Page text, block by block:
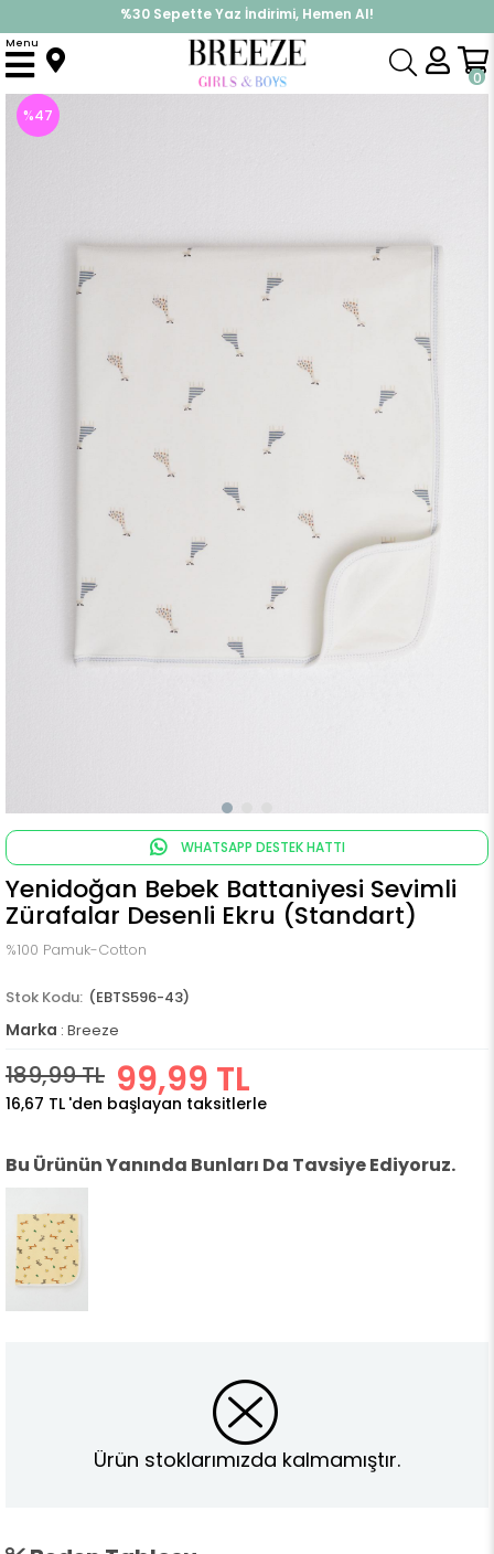
%30 Sepette Yaz İndirimi, Hemen Al!
İndirimlere ek %10 İndirimi Kap, Hemen Üye Ol!
0
Menu
Anasayfa Battaniye
%47
WHATSAPP DESTEK HATTI
Yenidoğan Bebek Battaniyesi Sevimli
Zürafalar Desenli Ekru (Standart)
%100 Pamuk-Cotton
(EBTS596-43)
Marka : Breeze
189,99 TL 99,99 TL
16,67 TL 'den başlayan taksitlerle
Bu Ürünün Yanında Bunları Da Tavsiye Ediyoruz.
Ürün stoklarımızda kalmamıştır.